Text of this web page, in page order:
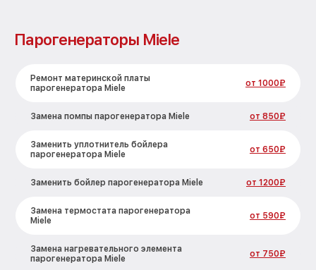
Парогенераторы Miele
Ремонт материнской платы
парогенератора Miele
от 1000₽
Замена помпы парогенератора Miele от 850₽
Заменить уплотнитель бойлера
парогенератора Miele
от 650₽
Заменить бойлер парогенератора Miele от 1200₽
Замена термостата парогенератора
Miele
от 590₽
Замена нагревательного элемента
парогенератора Miele
от 750₽